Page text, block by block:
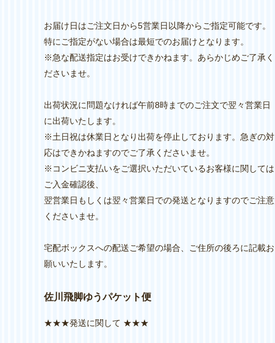
お届け日はご注文日から5営業日以降からご指定可能です。
特にご指定がない場合は最短でのお届けとなります。
※急な配送指定はお受けできかねます。あらかじめご了承く
ださいませ。
出荷状況に問題なければ午前8時までのご注文で翌々営業日
に出荷いたします。
※土日祝は休業日となり出荷を停止しております。急ぎの対
応はできかねますのでご了承くださいませ。
※コンビニ支払いをご選択いただいているお客様に関しては
ご入金確認後、
翌営業日もしくは翌々営業日での発送となりますのでご注意
くださいませ。
宅配ボックスへの配送ご希望の場合、ご住所の後ろに記載お
願いいたします。
佐川飛脚ゆうパケット便
★★★発送に関して ★★★